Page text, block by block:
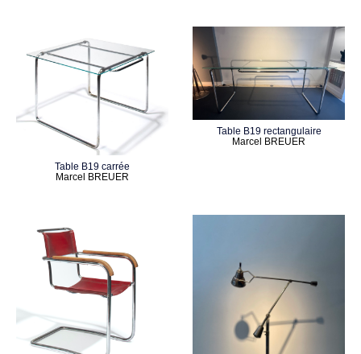
Table B19 carrée
Marcel BREUER
Table B19 rectangulaire
Marcel BREUER